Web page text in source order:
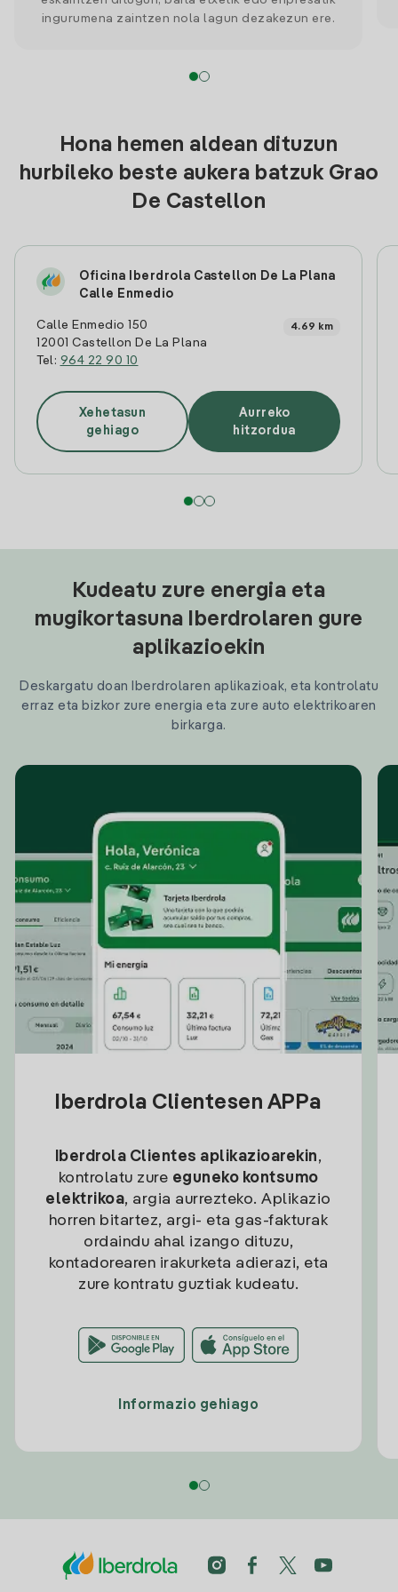
ingurumena zaintzen nola lagun dezakezun ere.
Hona hemen aldean dituzun
hurbileko beste aukera batzuk Grao
De Castellon
Oficina Iberdrola Castellon De La Plana
Calle Enmedio
Calle Enmedio 150
12001 Castellon De La Plana
Tel: 964 22 90 10
4.69 km
Xehetasun
gehiago
Aurreko
hitzordua
Kudeatu zure energia eta
mugikortasuna Iberdrolaren gure
aplikazioekin
Deskargatu doan Iberdrolaren aplikazioak, eta kontrolatu
erraz eta bizkor zure energia eta zure auto elektrikoaren
birkarga.
Iberdrola Clientesen APPa
Iberdrola Clientes aplikazioarekin,
kontrolatu zure eguneko kontsumo
elektrikoa, argia aurrezteko. Aplikazio
horren bitartez, argi- eta gas-fakturak
ordaindu ahal izango dituzu,
kontadorearen irakurketa adierazi, eta
zure kontratu guztiak kudeatu.
Informazio gehiago